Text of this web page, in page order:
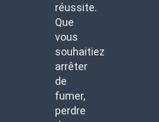
réussite.
Que
vous
souhaitiez
arrêter
de
fumer,
perdre